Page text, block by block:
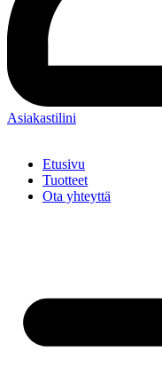
Asiakastilini
Etusivu
Tuotteet
Ota yhteyttä